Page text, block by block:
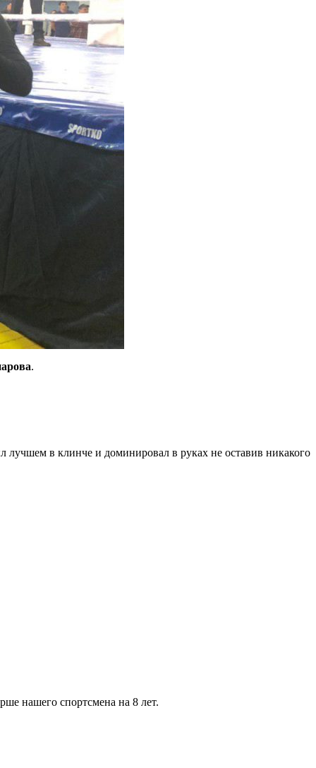
.
в клинче и доминировал в руках не оставив никакого
нашего спортсмена на 8 лет.